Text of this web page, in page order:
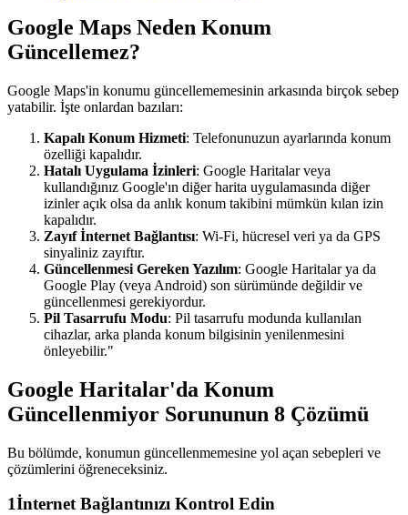
Google Maps Neden Konum
Güncellemez?
Google Maps'in konumu güncellememesinin arkasında birçok sebep
yatabilir. İşte onlardan bazıları:
Kapalı Konum Hizmeti: Telefonunuzun ayarlarında konum
özelliği kapalıdır.
Hatalı Uygulama İzinleri: Google Haritalar veya
kullandığınız Google'ın diğer harita uygulamasında diğer
izinler açık olsa da anlık konum takibini mümkün kılan izin
kapalıdır.
Zayıf İnternet Bağlantısı: Wi-Fi, hücresel veri ya da GPS
sinyaliniz zayıftır.
Güncellenmesi Gereken Yazılım: Google Haritalar ya da
Google Play (veya Android) son sürümünde değildir ve
güncellenmesi gerekiyordur.
Pil Tasarrufu Modu: Pil tasarrufu modunda kullanılan
cihazlar, arka planda konum bilgisinin yenilenmesini
önleyebilir."
Google Haritalar'da Konum
Güncellenmiyor Sorununun 8 Çözümü
Bu bölümde, konumun güncellenmemesine yol açan sebepleri ve
çözümlerini öğreneceksiniz.
1İnternet Bağlantınızı Kontrol Edin